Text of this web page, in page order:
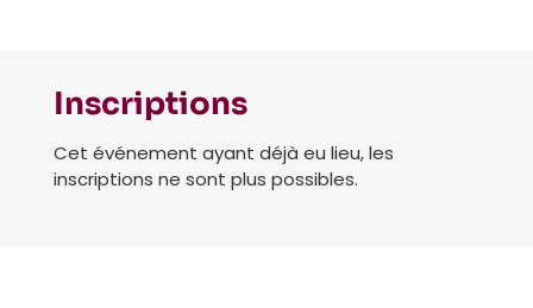
Inscriptions
Cet événement ayant déjà eu lieu, les
inscriptions ne sont plus possibles.